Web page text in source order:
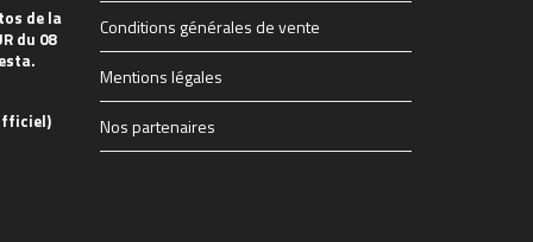
de la
du 08
Conditions générales de vente
Mentions légales
Nos partenaires